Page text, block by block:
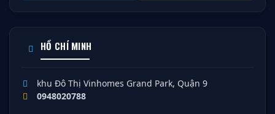
HỒ CHÍ MINH
khu Đô Thị Vinhomes Grand Park, Quận 9
0948020788